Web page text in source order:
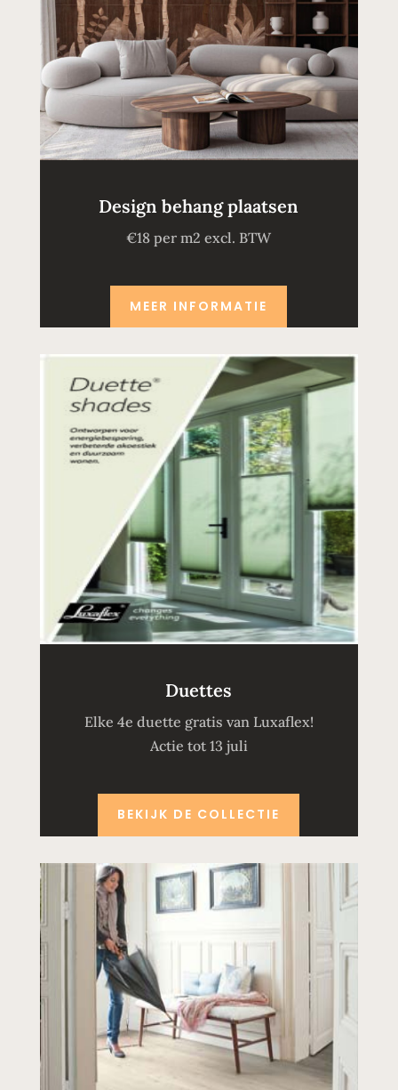
Design behang plaatsen
€18 per m2 excl. BTW
MEER INFORMATIE
Duettes
Elke 4e duette gratis van Luxaflex!
Actie tot 13 juli
BEKIJK DE COLLECTIE